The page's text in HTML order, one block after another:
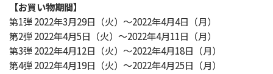
【お買い物期間】
第1弾 2022年3月29日（火）～2022年4月4日（月）
第2弾 2022年4月5日（火）～2022年4月11日（月）
第3弾 2022年4月12日（火）～2022年4月18日（月）
第4弾 2022年4月19日（火）～2022年4月25日（月）